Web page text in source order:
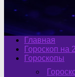
Главная
Гороскоп на
Гороскопы